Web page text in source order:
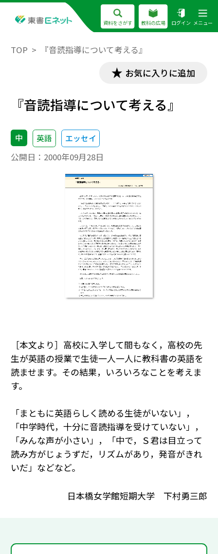
資料をさがす 教科の広場 ログイン メニュー
TOP 『音読指導について考える』
お気に入りに追加
『音読指導について考える』
中 英語 エッセイ
公開日： 2000年09月28日
［本文より］高校に入学して間もなく，高校の先
生が英語の授業で生徒一人一人に教科書の英語を
読ませます。その結果，いろいろなことを考えま
す。
「まともに英語らしく読める生徒がいない」，
「中学時代，十分に音読指導を受けていない」，
「みんな声が小さい」，「中で，Ｓ君は目立って
読み方がじょうずだ，リズムがあり，発音がきれ
いだ」などなど。
日本橋女学館短期大学 下村勇三郎